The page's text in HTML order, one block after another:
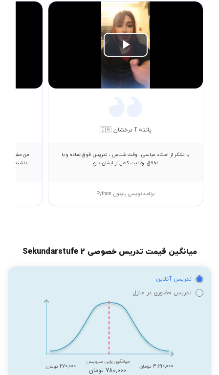
Play
Video
پانته آ درخشان 🇮🇷
با تشکر از استاد عباسی . وقت شناس ، تدریس فوق‌العاده و با
اخلاق. رضایت کامل از ایشان دارم
برنامه نویسی پایتون Python
من مشکلات
داشتم
میانگین قیمت تدریس خصوصی Sekundarstufe 2
تدریس آنلاین
تدریس حضوری در منزل
3,690,000 تومان
میانگین وزنی سرویس
780,000 تومان
270,000 تومان